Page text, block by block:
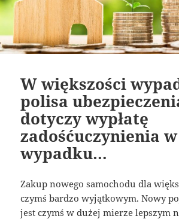
W większości
polisa
dotyczy wypłatę
zadośćuczynienia w
wypadku…
Zakup nowego samochodu dla
czymś bardzo wyjątkowym. Nowy
jest czymś w dużej mierze lepszym